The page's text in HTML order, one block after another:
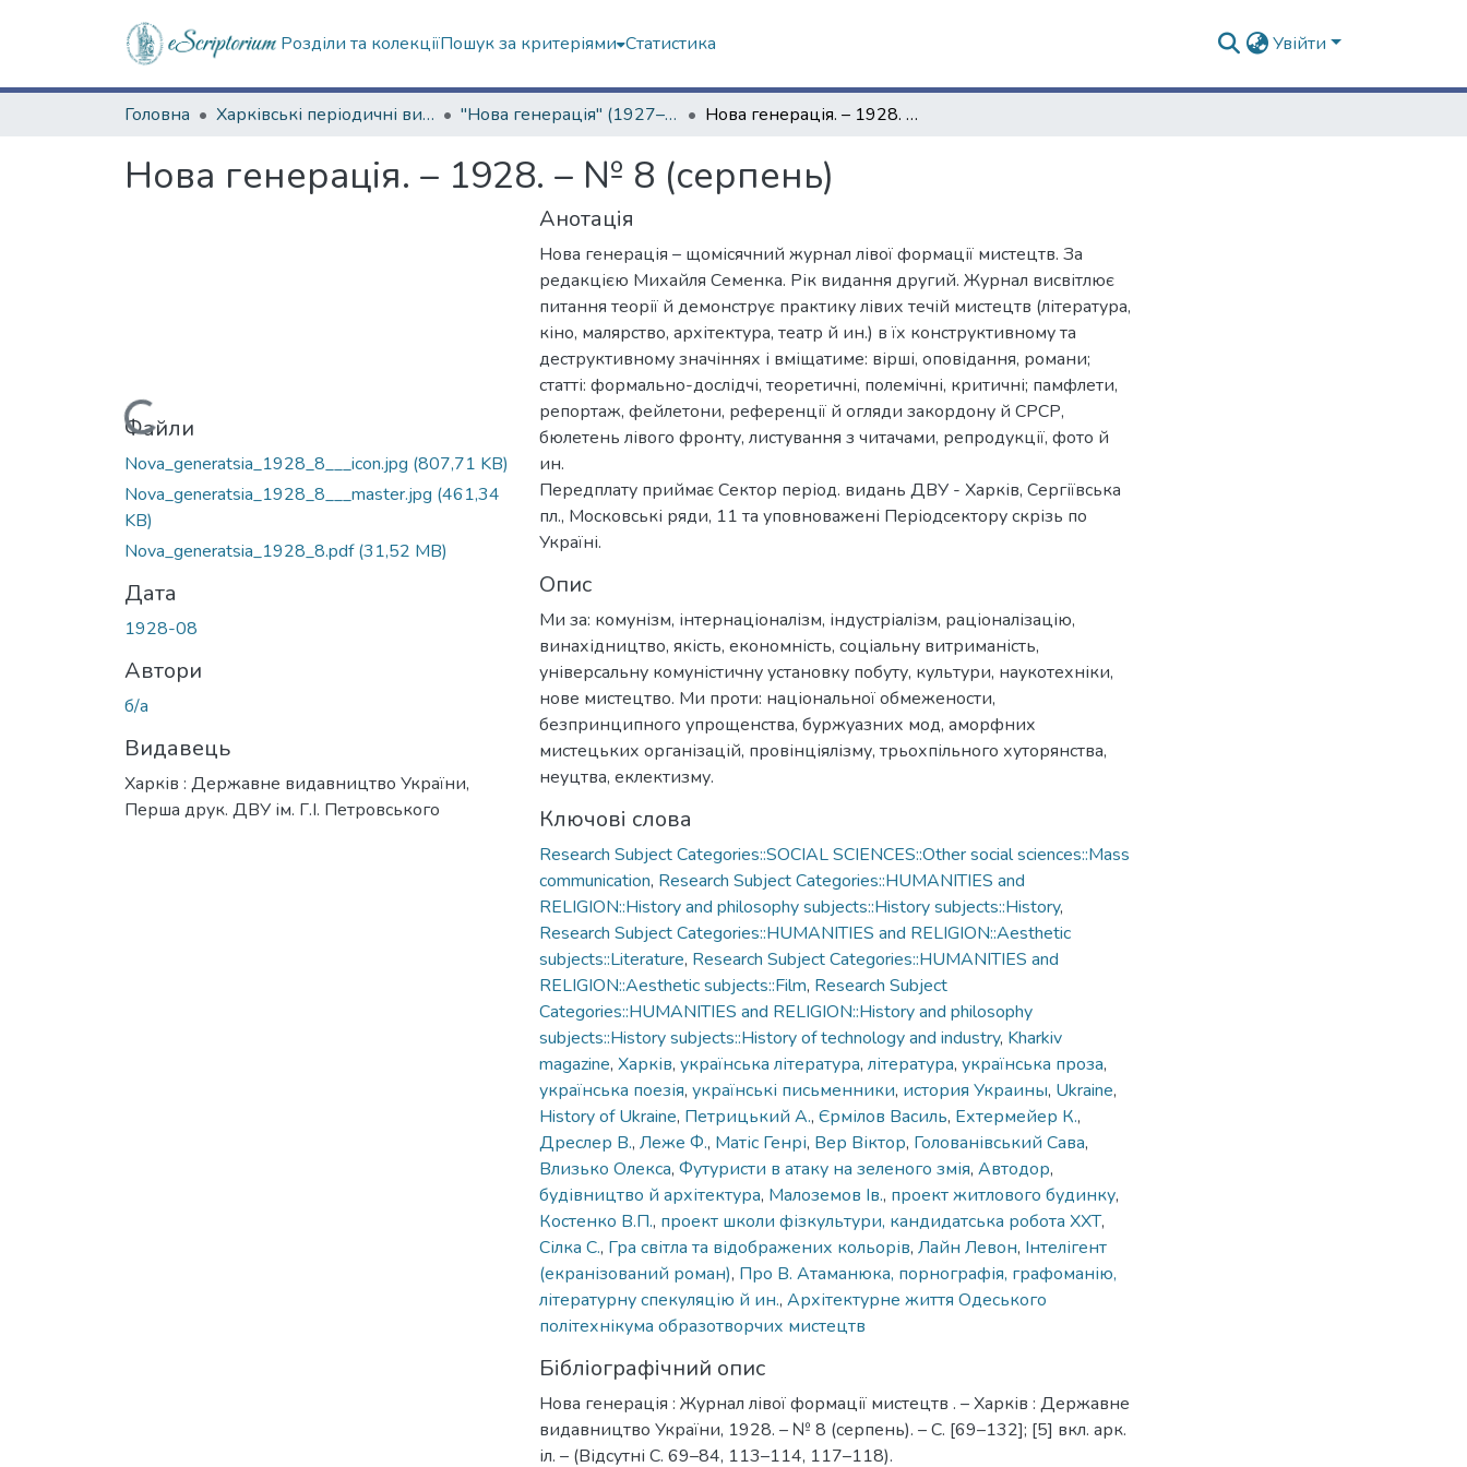
Розділи та колекціїПошук за критеріями Статистика Увійти
Головна Харківські періодичні видання "Нова генерація" (1927–1930 рр.) Нова генерація. – 1928. – № 8 (серпень)
Нова генерація. – 1928. – № 8 (серпень)
Вантажиться...
Файли
Nova_generatsia_1928_8___icon.jpg (807,71 KB)
Nova_generatsia_1928_8___master.jpg (461,34
KB)
Nova_generatsia_1928_8.pdf(31,52 MB)
Дата
1928-08
Автори
б/а
Видавець
Харків : Державне видавництво України,
Перша друк. ДВУ ім. Г.І. Петровського
Анотація
Нова генерація – щомісячний журнал лівої формації мистецтв. За
редакцією Михайля Семенка. Рік видання другий. Журнал висвітлює
питання теорії й демонструє практику лівих течій мистецтв (література,
кіно, малярство, архітектура, театр й ин.) в їх конструктивному та
деструктивному значіннях і вміщатиме: вірші, оповідання, романи;
статті: формально-дослідчі, теоретичні, полемічні, критичні; памфлети,
репортаж, фейлетони, референції й огляди закордону й СРСР,
бюлетень лівого фронту, листування з читачами, репродукції, фото й
ин.
Передплату приймає Сектор період. видань ДВУ - Харків, Сергіївська
пл., Московські ряди, 11 та уповноважені Періодсектору скрізь по
Україні.
Опис
Ми за: комунізм, інтернаціоналізм, індустріалізм, раціоналізацію,
винахідництво, якість, економність, соціальну витриманість,
універсальну комуністичну установку побуту, культури, наукотехніки,
нове мистецтво. Ми проти: національної обмежености,
безпринципного упрощенства, буржуазних мод, аморфних
мистецьких організацій, провінціялізму, трьохпільного хуторянства,
неуцтва, еклектизму.
Ключові слова
Research Subject Categories::SOCIAL SCIENCES::Other social sciences::Mass
communication, Research Subject Categories::HUMANITIES and
RELIGION::History and philosophy subjects::History subjects::History,
Research Subject Categories::HUMANITIES and RELIGION::Aesthetic
subjects::Literature, Research Subject Categories::HUMANITIES and
RELIGION::Aesthetic subjects::Film, Research Subject
Categories::HUMANITIES and RELIGION::History and philosophy
subjects::History subjects::History of technology and industry, Kharkiv
magazine, Харків, українська література, література, українська проза,
українська поезія, українські письменники, история Украины, Ukraine,
History of Ukraine, Петрицький А., Єрмілов Василь, Ехтермейер К.,
Дреслер В., Леже Ф., Матіс Генрі, Вер Віктор, Голованівський Сава,
Влизько Олекса, Футуристи в атаку на зеленого змія, Автодор,
будівництво й архітектура, Малоземов Ів., проект житлового будинку,
Костенко В.П., проект школи фізкультури, кандидатська робота ХХТ,
Сілка С., Гра світла та відображених кольорів, Лайн Левон, Інтелігент
(екранізований роман), Про В. Атаманюка, порнографія, графоманію,
літературну спекуляцію й ин., Архітектурне життя Одеського
політехнікума образотворчих мистецтв
Бібліографічний опис
Нова генерація : Журнал лівої формації мистецтв . – Харків : Державне
видавництво України, 1928. – № 8 (серпень). – С. [69–132]; [5] вкл. арк.
іл. – (Відсутні С. 69–84, 113–114, 117–118).